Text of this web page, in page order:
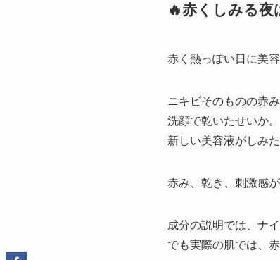
🔥赤くしみる夜
赤く熱っぽい日に美
ニキビそのものの赤み
洗顔で乾いたせいか。
新しい美容液がしみた
赤み、乾き、刺激感
成分の説明では、ナ
でも実際の肌では、